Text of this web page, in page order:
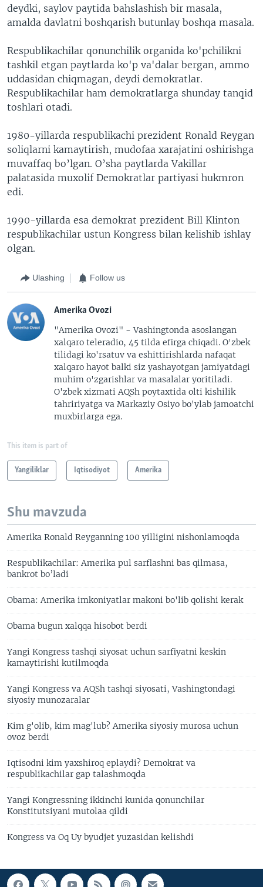
deydki, saylov paytida bahslashish bir masala,
amalda davlatni boshqarish butunlay boshqa masala.
Respublikachilar qonunchilik organida ko'pchilikni
tashkil etgan paytlarda ko'p va'dalar bergan, ammo
uddasidan chiqmagan, deydi demokratlar.
Respublikachilar ham demokratlarga shunday tanqid
toshlari otadi.
1980-yillarda respublikachi prezident Ronald Reygan
soliqlarni kamaytirish, mudofaa xarajatini oshirishga
muvaffaq bo’lgan. O’sha paytlarda Vakillar
palatasida muxolif Demokratlar partiyasi hukmron
edi.
1990-yillarda esa demokrat prezident Bill Klinton
respublikachilar ustun Kongress bilan kelishib ishlay
olgan.
Ulashing Follow us
Amerika Ovozi
"Amerika Ovozi" - Vashingtonda asoslangan
xalqaro teleradio, 45 tilda efirga chiqadi. O'zbek
tilidagi ko'rsatuv va eshittirishlarda nafaqat
xalqaro hayot balki siz yashayotgan jamiyatdagi
muhim o'zgarishlar va masalalar yoritiladi.
O'zbek xizmati AQSh poytaxtida olti kishilik
tahririyatga va Markaziy Osiyo bo'ylab jamoatchi
muxbirlarga ega.
This item is part of
Yangiliklar Iqtisodiyot Amerika
Shu mavzuda
Amerika Ronald Reyganning 100 yilligini nishonlamoqda
Respublikachilar: Amerika pul sarflashni bas qilmasa,
bankrot bo’ladi
Obama: Amerika imkoniyatlar makoni bo'lib qolishi kerak
Obama bugun xalqqa hisobot berdi
Yangi Kongress tashqi siyosat uchun sarfiyatni keskin
kamaytirishi kutilmoqda
Yangi Kongress va AQSh tashqi siyosati, Vashingtondagi
siyosiy munozaralar
Kim g'olib, kim mag'lub? Amerika siyosiy murosa uchun
ovoz berdi
Iqtisodni kim yaxshiroq eplaydi? Demokrat va
respublikachilar gap talashmoqda
Yangi Kongressning ikkinchi kunida qonunchilar
Konstitutsiyani mutolaa qildi
Kongress va Oq Uy byudjet yuzasidan kelishdi